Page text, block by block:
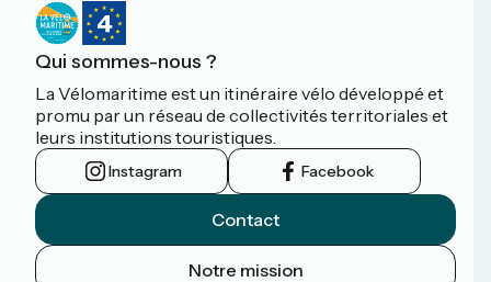
Qui sommes-nous ?
La Vélomaritime est un itinéraire vélo développé et
promu par un réseau de collectivités territoriales et
leurs institutions touristiques.
Instagram Facebook
Contact
Notre mission